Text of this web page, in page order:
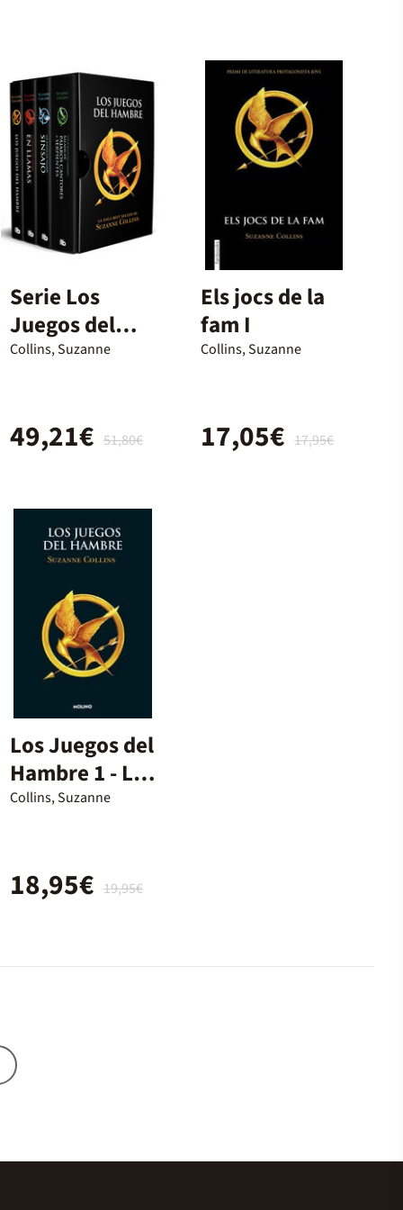
Serie Los
Juegos del
Hambre - Los
(estuche con:
llamas/Sinsajo
/Balada de
cantores y
serpientes)
Collins, Suzanne
51,80€
49,21€
Els jocs de la
fam I
Collins, Suzanne
17,95€
17,05€
Los Juegos del
Hambre 1 - Los
Juegos del
Collins, Suzanne
19,95€
18,95€